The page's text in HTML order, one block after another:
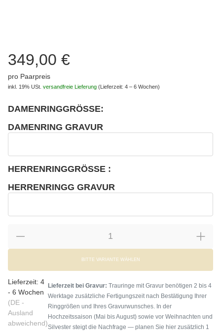
349,00 €
pro Paarpreis
inkl. 19% USt. versandfreie Lieferung (Lieferzeit: 4 – 6 Wochen)
DAMENRINGGRÖSSE:
DAMENRING GRAVUR
HERRENRINGGRÖSSE :
HERRENRINGG GRAVUR
BITTE VARIANTE WÄHLEN
Lieferzeit: 4
- 6 Wochen
(DE -
Ausland
abweichend)
Lieferzeit bei Gravur: Trauringe mit Gravur benötigen 2 bis 4
Werktage zusätzliche Fertigungszeit nach Bestätigung Ihrer
Ringgrößen und Ihres Gravurwunsches. In der
Hochzeitssaison (Mai bis August) sowie vor Weihnachten und
Silvester steigt die Nachfrage — planen Sie hier zusätzlich 1